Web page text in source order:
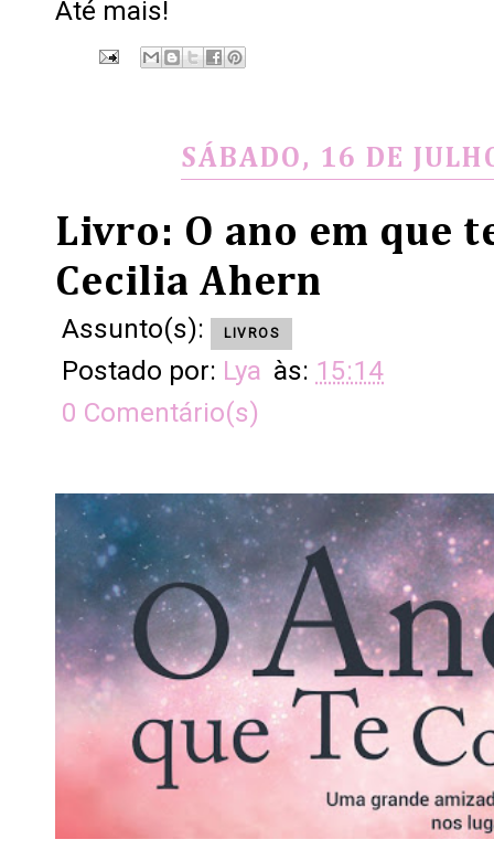
Até mais!
SÁBADO, 16 DE
Livro: O ano em que
Cecilia Ahern
Assunto(s): LIVROS
Postado por: Lya às: 15:14
0 Comentário(s)